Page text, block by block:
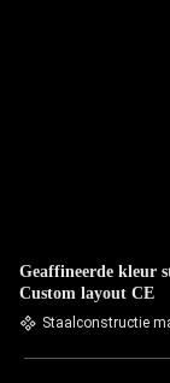
Geaffineerde kleur
Custom layout CE
Staalconstructie